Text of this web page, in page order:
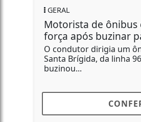
retirado à
viatura
da Viação
10, quando
Brasil
Após a